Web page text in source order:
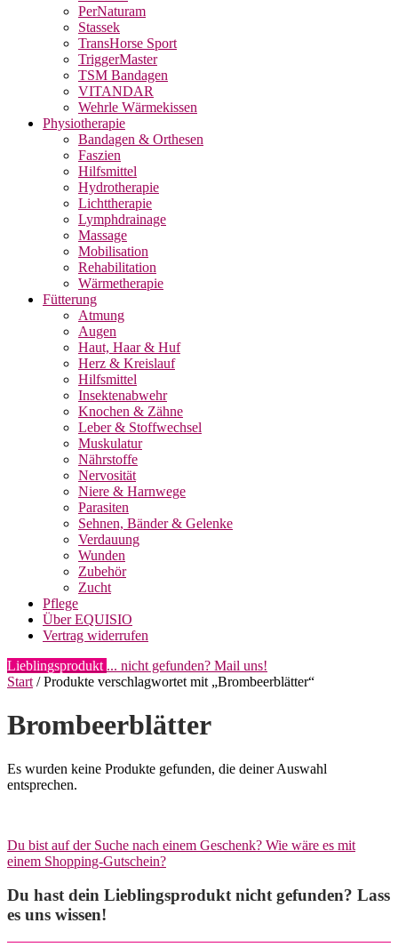
PerNaturam
Stassek
TransHorse Sport
TriggerMaster
TSM Bandagen
VITANDAR
Wehrle Wärmekissen
Physiotherapie
Bandagen & Orthesen
Faszien
Hilfsmittel
Hydrotherapie
Lichttherapie
Lymphdrainage
Massage
Mobilisation
Rehabilitation
Wärmetherapie
Fütterung
Atmung
Augen
Haut, Haar & Huf
Herz & Kreislauf
Hilfsmittel
Insektenabwehr
Knochen & Zähne
Leber & Stoffwechsel
Muskulatur
Nährstoffe
Nervosität
Niere & Harnwege
Parasiten
Sehnen, Bänder & Gelenke
Verdauung
Wunden
Zubehör
Zucht
Pflege
Über EQUISIO
Vertrag widerrufen
Lieblingsprodukt ... nicht gefunden? Mail uns!
Start / Produkte verschlagwortet mit „Brombeerblätter“
Brombeerblätter
Es wurden keine Produkte gefunden, die deiner Auswahl
entsprechen.
Du bist auf der Suche nach einem Geschenk? Wie wäre es mit
einem Shopping-Gutschein?
Du hast dein Lieblingsprodukt nicht gefunden? Lass
es uns wissen!